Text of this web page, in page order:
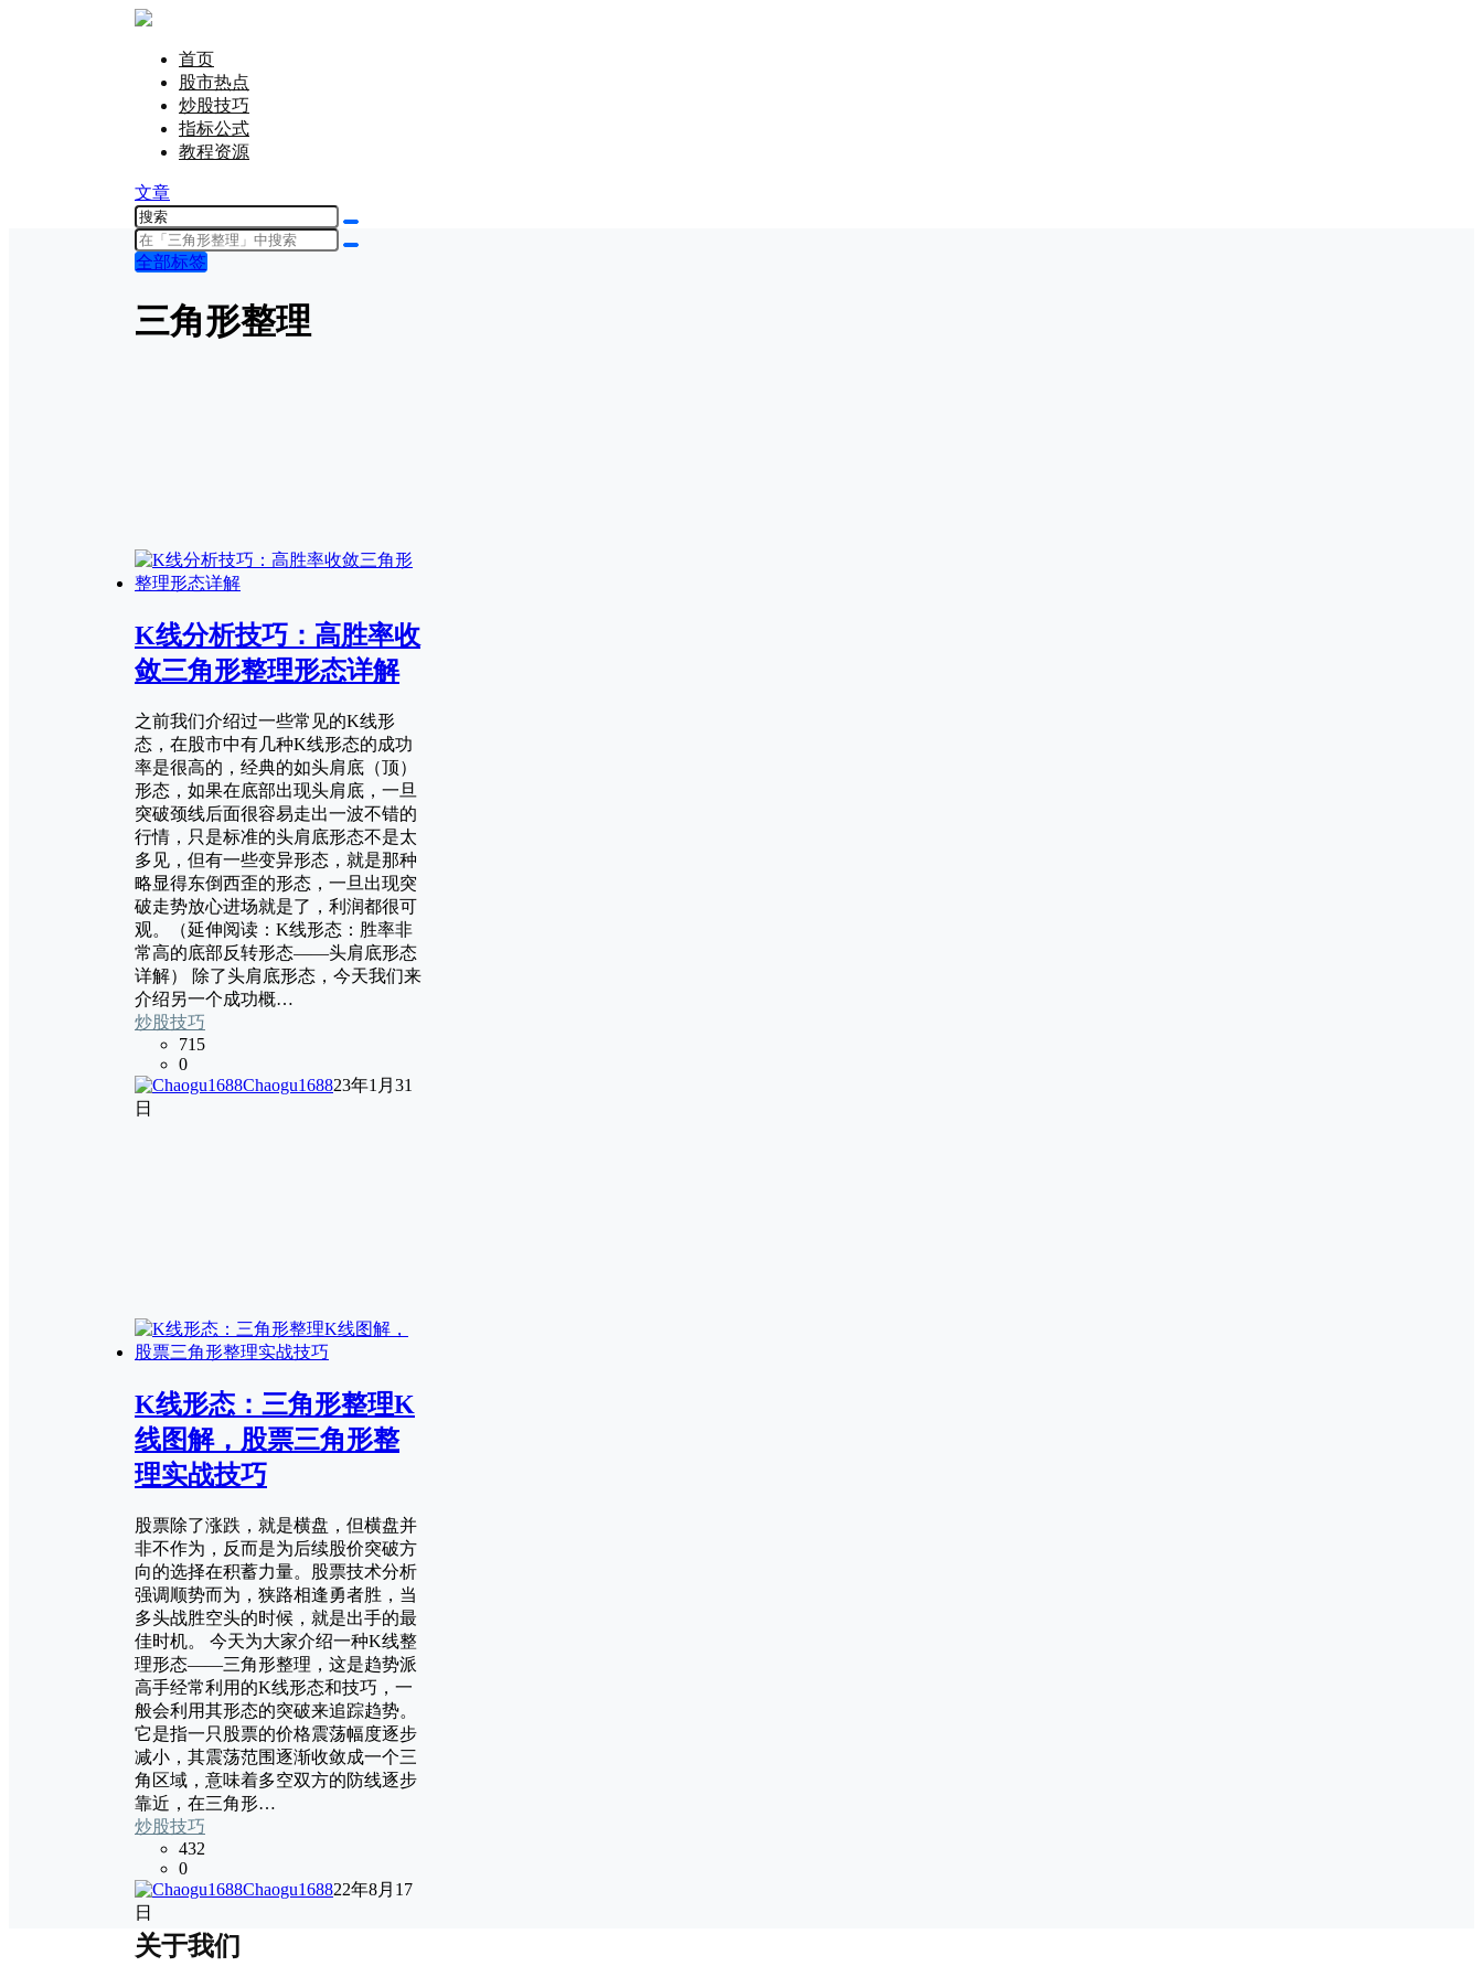
首页
股市热点
炒股技巧
指标公式
教程资源
文章
全部标签
三角形整理
K线分析技巧：高胜率收
敛三角形整理形态详解
之前我们介绍过一些常见的K线形
态，在股市中有几种K线形态的成功
率是很高的，经典的如头肩底（顶）
形态，如果在底部出现头肩底，一旦
突破颈线后面很容易走出一波不错的
行情，只是标准的头肩底形态不是太
多见，但有一些变异形态，就是那种
略显得东倒西歪的形态，一旦出现突
破走势放心进场就是了，利润都很可
观。（延伸阅读：K线形态：胜率非
常高的底部反转形态——头肩底形态
详解） 除了头肩底形态，今天我们来
介绍另一个成功概…
炒股技巧
715
0
Chaogu168823年1月31
日
K线形态：三角形整理K
线图解，股票三角形整
理实战技巧
股票除了涨跌，就是横盘，但横盘并
非不作为，反而是为后续股价突破方
向的选择在积蓄力量。股票技术分析
强调顺势而为，狭路相逢勇者胜，当
多头战胜空头的时候，就是出手的最
佳时机。 今天为大家介绍一种K线整
理形态——三角形整理，这是趋势派
高手经常利用的K线形态和技巧，一
般会利用其形态的突破来追踪趋势。
它是指一只股票的价格震荡幅度逐步
减小，其震荡范围逐渐收敛成一个三
角区域，意味着多空双方的防线逐步
靠近，在三角形…
炒股技巧
432
0
Chaogu168822年8月17
日
关于我们